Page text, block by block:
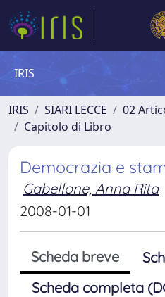
IRIS
IRIS SIARI LECCE
02
Capitolo di Libro
Democrazia e
Gabellone, Anna Rita
2008-01-01
Scheda breve
Scheda completa